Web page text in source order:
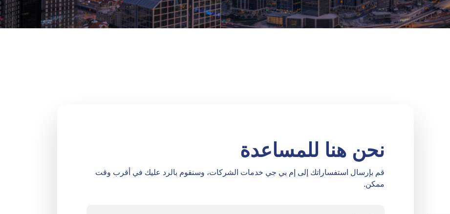
نحن هنا للمساعدة
قم بإرسال استفساراتك إلى إم بي جي خدمات الشركات، وسنقوم بالرد عليك في أقرب وقت
ممكن.